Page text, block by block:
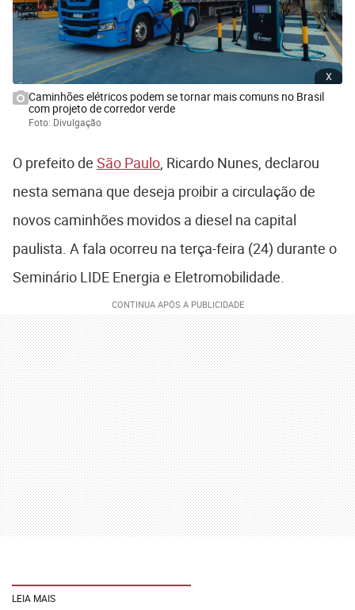
x
Caminhões elétricos podem se tornar mais comuns no Brasil
com projeto de corredor verde
Foto: Divulgação
O prefeito de São Paulo , Ricardo Nunes, declarou
nesta semana que deseja proibir a circulação de
novos caminhões movidos a diesel na capital
paulista. A fala ocorreu na terça-feira (24) durante o
Seminário LIDE Energia e Eletromobilidade.
LEIA MAIS